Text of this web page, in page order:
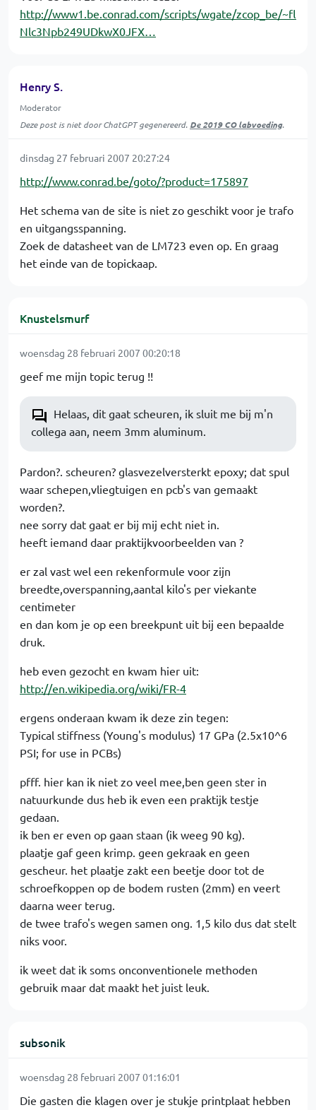
http://www1.be.conrad.com/scripts/wgate/zcop_be/~fl
Nlc3Npb249UDkwX0JFX…
Henry S.
Moderator
Deze post is niet door ChatGPT gegenereerd. De 2019 CO labvoeding.
dinsdag 27 februari 2007 20:27:24
http://www.conrad.be/goto/?product=175897
Het schema van de site is niet zo geschikt voor je trafo
en uitgangsspanning.
Zoek de datasheet van de LM723 even op. En graag
het einde van de topickaap.
Knustelsmurf
woensdag 28 februari 2007 00:20:18
geef me mijn topic terug !!
Helaas, dit gaat scheuren, ik sluit me bij m'n
collega aan, neem 3mm aluminum.
Pardon?. scheuren? glasvezelversterkt epoxy; dat spul
waar schepen,vliegtuigen en pcb's van gemaakt
worden?.
nee sorry dat gaat er bij mij echt niet in.
heeft iemand daar praktijkvoorbeelden van ?
er zal vast wel een rekenformule voor zijn
breedte,overspanning,aantal kilo's per viekante
centimeter
en dan kom je op een breekpunt uit bij een bepaalde
druk.
heb even gezocht en kwam hier uit:
http://en.wikipedia.org/wiki/FR-4
ergens onderaan kwam ik deze zin tegen:
Typical stiffness (Young's modulus) 17 GPa (2.5x10^6
PSI; for use in PCBs)
pfff. hier kan ik niet zo veel mee,ben geen ster in
natuurkunde dus heb ik even een praktijk testje
gedaan.
ik ben er even op gaan staan (ik weeg 90 kg).
plaatje gaf geen krimp. geen gekraak en geen
gescheur. het plaatje zakt een beetje door tot de
schroefkoppen op de bodem rusten (2mm) en veert
daarna weer terug.
de twee trafo's wegen samen ong. 1,5 kilo dus dat stelt
niks voor.
ik weet dat ik soms onconventionele methoden
gebruik maar dat maakt het juist leuk.
subsonik
woensdag 28 februari 2007 01:16:01
Die gasten die klagen over je stukje printplaat hebben